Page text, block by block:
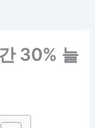
30% 늘